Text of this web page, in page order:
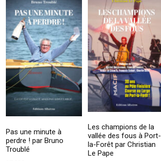
Pas une minute à
perdre ! par Bruno
Troublé
Les champions de la
vallée des fous à Port-
la-Forêt par Christian
Le Pape